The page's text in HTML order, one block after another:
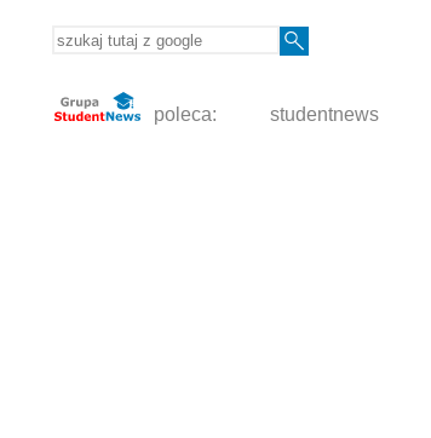
poleca: studentnews